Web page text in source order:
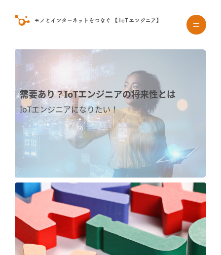
需要あり？IoTエンジニアの将来性とは
IoTエンジニアになりたい！